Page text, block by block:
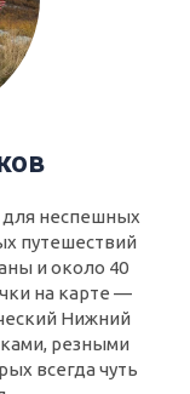
неспешных
путешествий
и около 40
на карте —
Нижний
резными
всегда чуть